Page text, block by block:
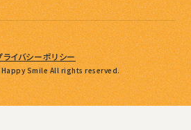
ライバシーポリシー
Smile All rights reserved.